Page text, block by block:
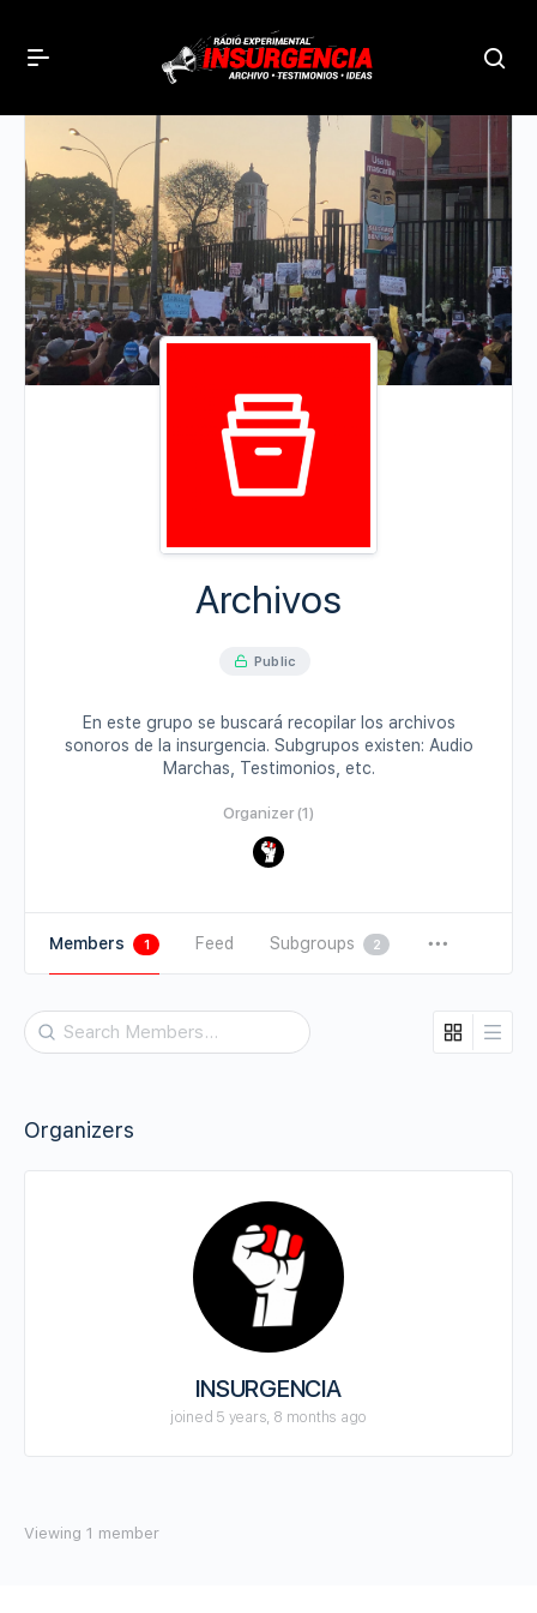
Archivos
Public
En este grupo se buscará recopilar los archivos
sonoros de la insurgencia. Subgrupos existen: Audio
Marchas, Testimonios, etc.
Organizer (1)
Members 1 Feed Subgroups 2
Search
Members…
Organizers
INSURGENCIA
joined 5 years, 8 months ago
Viewing 1 member